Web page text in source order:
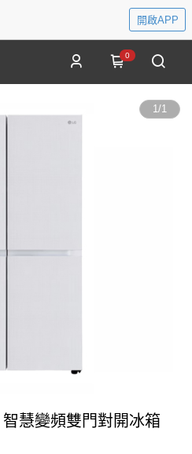
開啟APP
0
1/1
智慧變頻雙門對開冰箱